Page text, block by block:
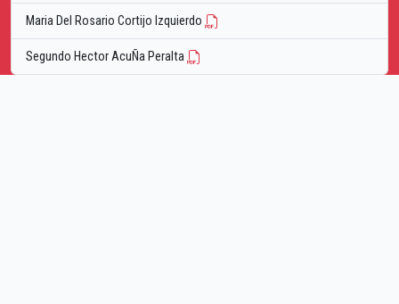
Maria Del Rosario Cortijo Izquierdo
Segundo Hector AcuÑa Peralta